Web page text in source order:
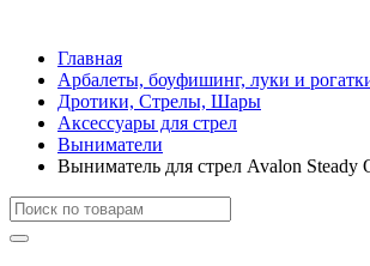
Главная
Арбалеты, боуфишинг, луки и
Дротики, Стрелы, Шары
Аксессуары для стрел
Выниматели
Выниматель для стрел Avalon Steady